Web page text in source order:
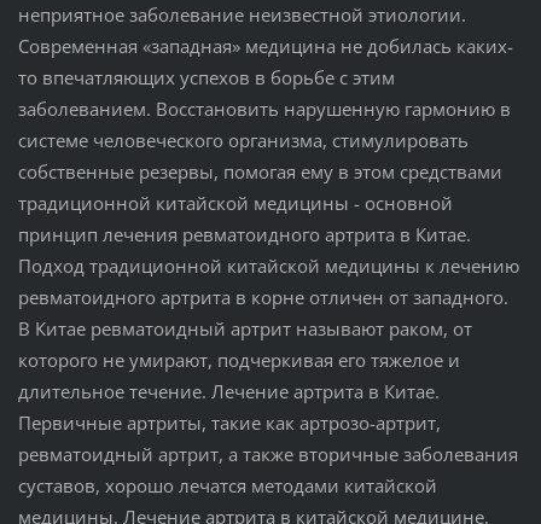
неприятное заболевание неизвестной этиологии.
Современная «западная» медицина не добилась каких-
то впечатляющих успехов в борьбе с этим
заболеванием. Восстановить нарушенную гармонию в
системе человеческого организма, стимулировать
собственные резервы, помогая ему в этом средствами
традиционной китайской медицины - основной
принцип лечения ревматоидного артрита в Китае.
Подход традиционной китайской медицины к лечению
ревматоидного артрита в корне отличен от западного.
В Китае ревматоидный артрит называют раком, от
которого не умирают, подчеркивая его тяжелое и
длительное течение. Лечение артрита в Китае.
Первичные артриты, такие как артрозо-артрит,
ревматоидный артрит, а также вторичные заболевания
суставов, хорошо лечатся методами китайской
медицины. Лечение артрита в китайской медицине.